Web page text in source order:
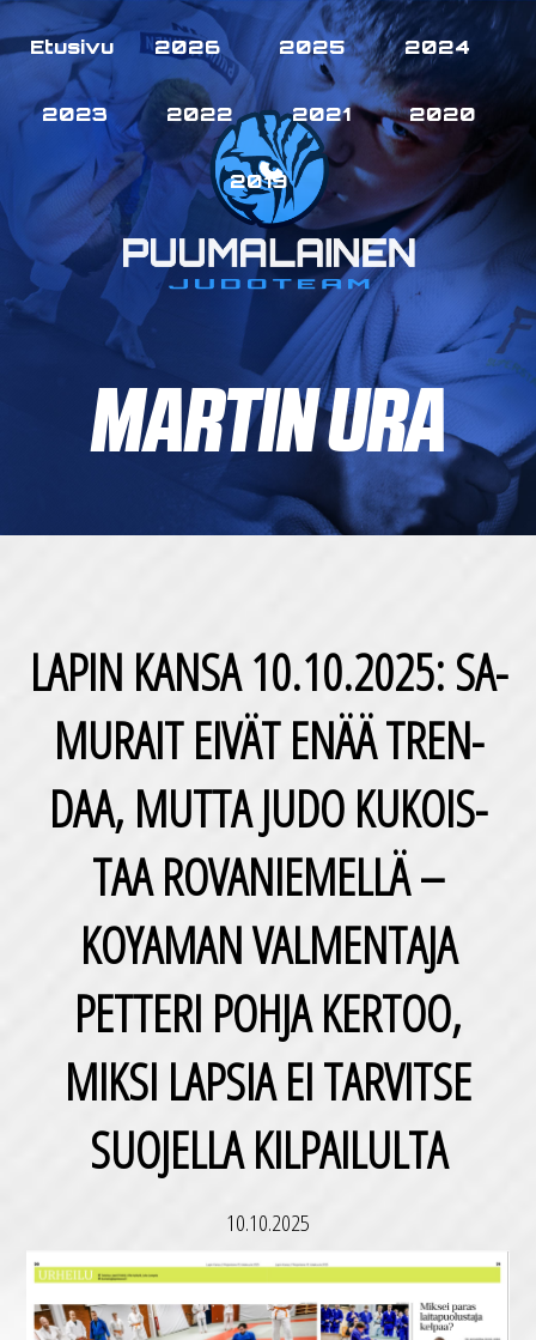
MARTIN URA
Etusivu 2026 2025 2024
2023 2022 2021 2020
2019
LAPIN KANSA 10.10.2025: SA­
MU­RAIT EIVÄT ENÄÄ TREN­
DAA, MUTTA JUDO KU­KOIS­
TAA RO­VA­NIE­MEL­LÄ –
KOYAMAN VAL­MEN­TA­JA
PETTERI POHJA KERTOO,
MIKSI LAPSIA EI TAR­VIT­SE
SUO­JEL­LA KIL­PAI­LUL­TA
10.10.2025